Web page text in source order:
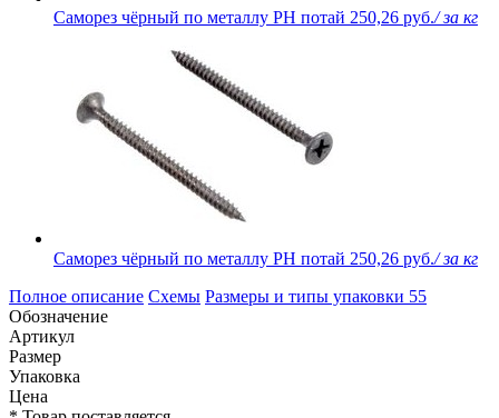
Саморез чёрный по металлу PH потай 250,26 руб./ за кг
Саморез чёрный по металлу PH потай 250,26 руб./ за кг
Полное описание Схемы Размеры и типы упаковки 55
Обозначение
Артикул
Размер
Упаковка
Цена